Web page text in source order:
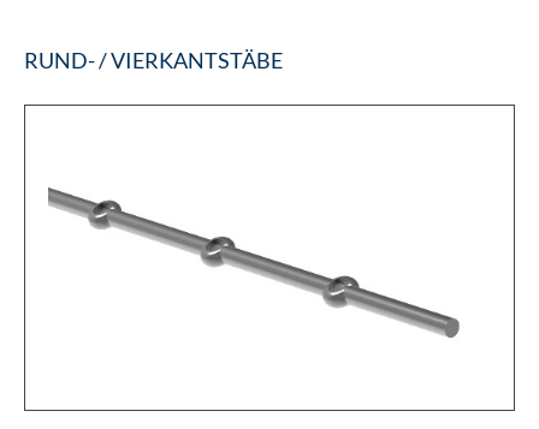
RUND- / VIERKANTSTÄBE